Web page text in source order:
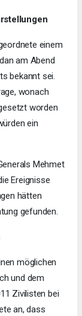
einem
am Abend
bekannt sei.
wonach
worden
ein
Mehmet
Ereignisse
hätten
gefunden.
möglichen
und dem
Zivilisten bei
an, dass